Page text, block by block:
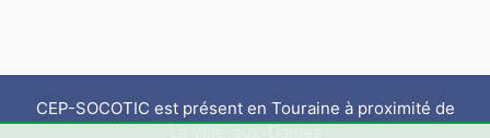
CEP-SOCOTIC est présent en Touraine à proximité de